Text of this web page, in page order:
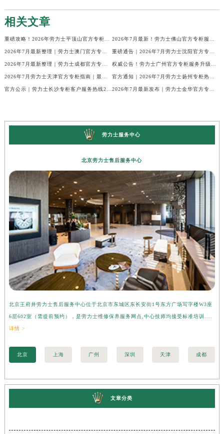
相关文章
劳力士服务中心
北京劳力士售后服务中心
北京王府井劳力士售后服务中心位于北京市东城区东长安街1号东方广场写字楼W3座
6层602室（需提前预约），是劳力士维修保养服务网点,中心技师均接受标准培训....
详情 >
北京 上海 广州 深圳 天津 成都
文章分类